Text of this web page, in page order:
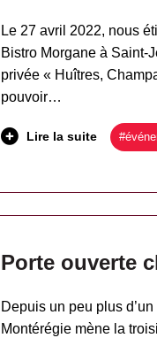
Le 27 avril 2022, nous
Bistro Morgane à Saint-
privée « Huîtres,
pouvoir…
Lire la suite
Porte ouverte
Depuis un peu plus
Montérégie mène la